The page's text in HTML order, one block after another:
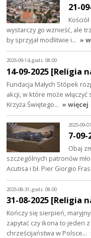
21-
wystarczy go wznieść, ale
by sprzyjał modlitwie i… »
2025-09-14, godz. 08:00
14-09-2025 [Religia
Fundacja Małych Stópek
akcji, w które może
Krzyża Świętego… » więcej
2025-09-
7-
Obaj
szczególnych patronów
Acutisa i bł. Pier Giorgio
2025-08-31, godz. 08:00
31-08-2025 [Religia
Kończy się sierpień,
zapytać czy ikona to jeden
chrześcijaństwa w Polsce…